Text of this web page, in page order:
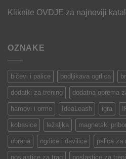
Kliknite OVDJE za najnoviji
OZNAKE
bičevi i palice bodljikava ogrlica
dodatki za trening dodatna oprema
hamovi i orme IdeaLeash igra
kobasice ležaljka magnetski
obrana ogrlice i davilice palica za
poslastice za trag poslastice za